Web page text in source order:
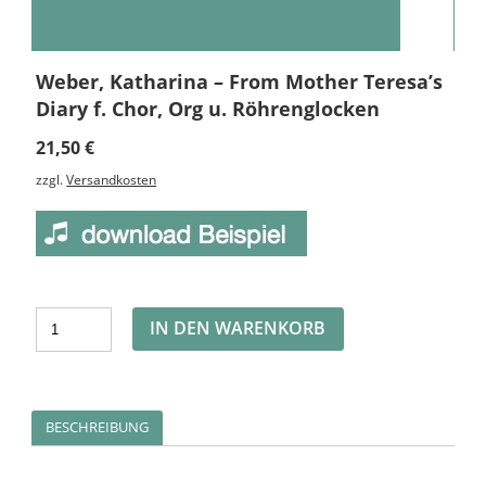
Weber, Katharina – From Mother Teresa’s
Diary f. Chor, Org u. Röhrenglocken
21,50€
zzgl.Versandkosten
IN DEN WARENKORB
BESCHREIBUNG